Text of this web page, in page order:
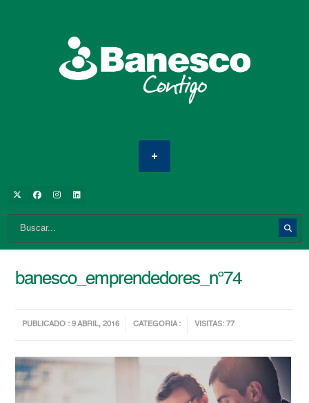
banesco_emprendedores_n°74
PUBLICADO : 9 ABRIL, 2016 CATEGORIA : VISITAS: 77